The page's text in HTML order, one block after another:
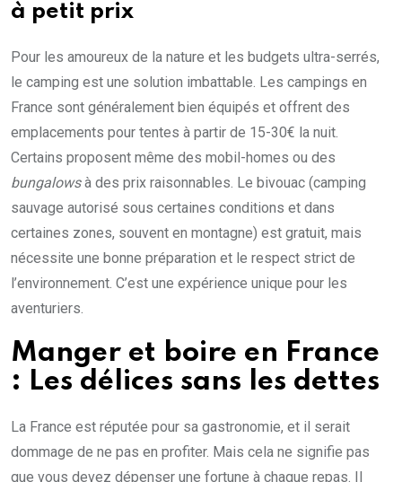
à petit prix
Pour les amoureux de la nature et les budgets ultra-serrés,
le camping est une solution imbattable. Les campings en
France sont généralement bien équipés et offrent des
emplacements pour tentes à partir de 15-30€ la nuit.
Certains proposent même des mobil-homes ou des
bungalowsà des prix raisonnables. Le bivouac (camping
sauvage autorisé sous certaines conditions et dans
certaines zones, souvent en montagne) est gratuit, mais
nécessite une bonne préparation et le respect strict de
l’environnement. C’est une expérience unique pour les
aventuriers.
Manger et boire en France
: Les délices sans les dettes
La France est réputée pour sa gastronomie, et il serait
dommage de ne pas en profiter. Mais cela ne signifie pas
que vous devez dépenser une fortune à chaque repas. Il